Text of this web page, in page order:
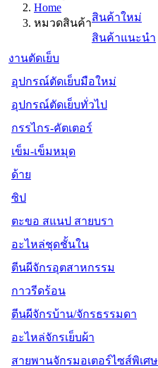
Home
หมวดสินค้าสินค้าใหม่
สินค้าแนะนำ
งานตัดเย็บ
อุปกรณ์ตัดเย็บมือใหม่
อุปกรณ์ตัดเย็บทั่วไป
กรรไกร-คัตเตอร์
เข็ม-เข็มหมุด
ด้าย
ซิป
ตะขอ สแนป สายบรา
อะไหล่ชุดชั้นใน
ตีนผีจักรอุตสาหกรรม
กาวรีดร้อน
ตีนผีจักรบ้าน/จักรธรรมดา
อะไหล่จักรเย็บผ้า
สายพานจักรมอเตอร์ไซส์พิเศษ